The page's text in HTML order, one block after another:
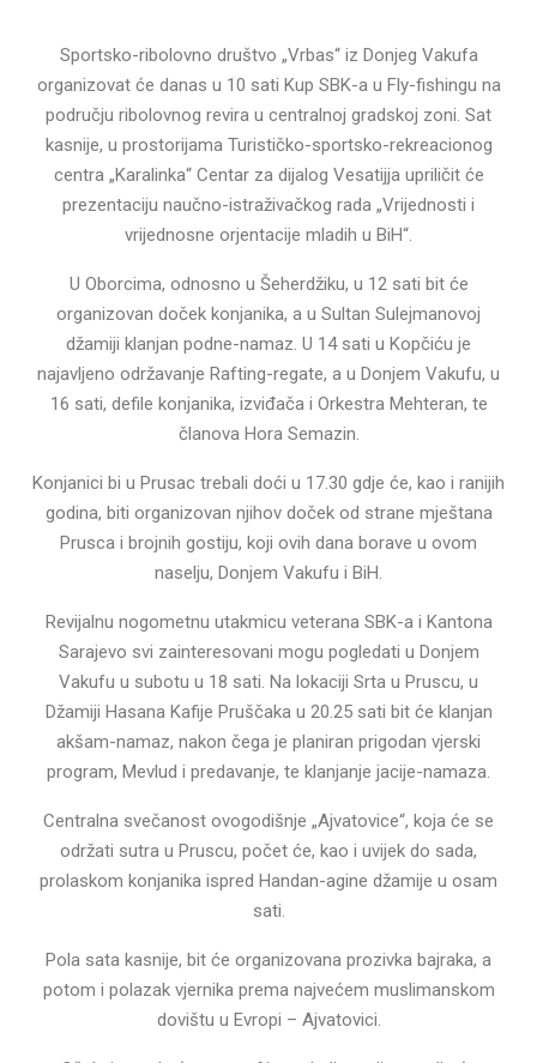
Sportsko-ribolovno društvo „Vrbas“ iz Donjeg Vakufa
organizovat će danas u 10 sati Kup SBK-a u Fly-fishingu na
području ribolovnog revira u centralnoj gradskoj zoni. Sat
kasnije, u prostorijama Turističko-sportsko-rekreacionog
centra „Karalinka“ Centar za dijalog Vesatijja upriličit će
prezentaciju naučno-istraživačkog rada „Vrijednosti i
vrijednosne orjentacije mladih u BiH“.
U Oborcima, odnosno u Šeherdžiku, u 12 sati bit će
organizovan doček konjanika, a u Sultan Sulejmanovoj
džamiji klanjan podne-namaz. U 14 sati u Kopčiću je
najavljeno održavanje Rafting-regate, a u Donjem Vakufu, u
16 sati, defile konjanika, izviđača i Orkestra Mehteran, te
članova Hora Semazin.
Konjanici bi u Prusac trebali doći u 17.30 gdje će, kao i ranijih
godina, biti organizovan njihov doček od strane mještana
Prusca i brojnih gostiju, koji ovih dana borave u ovom
naselju, Donjem Vakufu i BiH.
Revijalnu nogometnu utakmicu veterana SBK-a i Kantona
Sarajevo svi zainteresovani mogu pogledati u Donjem
Vakufu u subotu u 18 sati. Na lokaciji Srta u Pruscu, u
Džamiji Hasana Kafije Pruščaka u 20.25 sati bit će klanjan
akšam-namaz, nakon čega je planiran prigodan vjerski
program, Mevlud i predavanje, te klanjanje jacije-namaza.
Centralna svečanost ovogodišnje „Ajvatovice“, koja će se
održati sutra u Pruscu, počet će, kao i uvijek do sada,
prolaskom konjanika ispred Handan-agine džamije u osam
sati.
Pola sata kasnije, bit će organizovana prozivka bajraka, a
potom i polazak vjernika prema najvećem muslimanskom
dovištu u Evropi – Ajvatovici.